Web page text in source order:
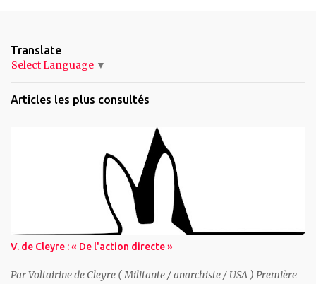
Translate
Select Language ▼
Articles les plus consultés
V. de Cleyre : « De l'action directe »
Par Voltairine de Cleyre ( Militante / anarchiste / USA ) Première